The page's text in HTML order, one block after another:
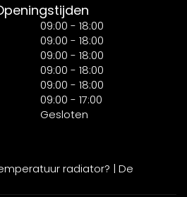
09:00 - 18:00
09:00 - 18:00
09:00 - 18:00
09:00 - 18:00
09:00 - 18:00
09:00 - 17:00
Gesloten
radiator? | De